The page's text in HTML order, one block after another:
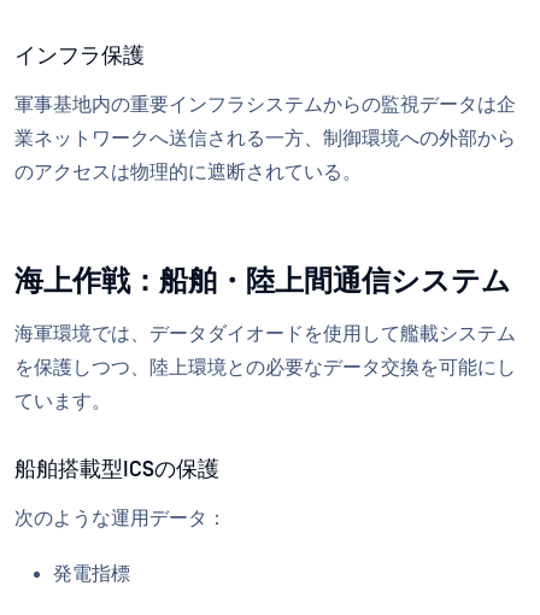
インフラ保護
軍事基地内の重要インフラシステムからの監視データは企
業ネットワークへ送信される一方、制御環境への外部から
のアクセスは物理的に遮断されている。
海上作戦：船舶・陸上間通信システム
海軍環境では、データダイオードを使用して艦載システム
を保護しつつ、陸上環境との必要なデータ交換を可能にし
ています。
船舶搭載型ICSの保護
次のような運用データ：
発電指標